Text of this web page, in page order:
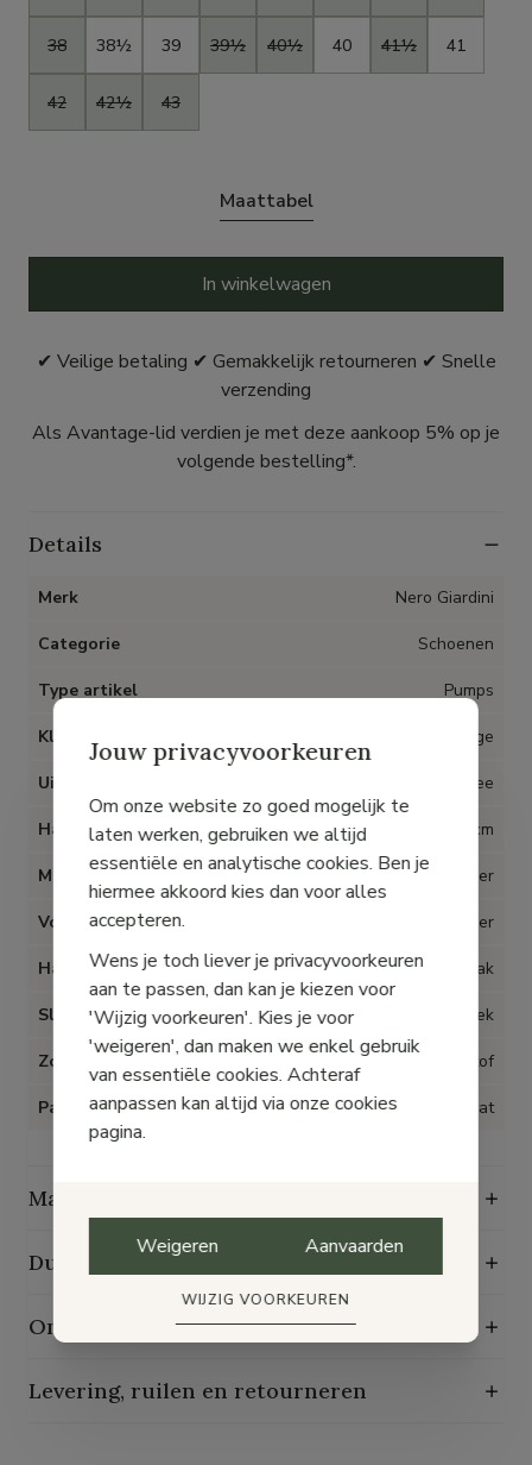
38 38½ 39 39½ 40½ 40 41½ 41
42 42½ 43
Maattabel
In winkelwagen
✔ Veilige betaling ✔ Gemakkelijk retourneren ✔ Snelle
verzending
Als Avantage-lid verdien je met deze aankoop 5% op je
volgende bestelling*.
Details
Merk Nero Giardini
Categorie Schoenen
Type artikel Pumps
Kleur Beige
Uitneembare inlegzolen Nee
Hak 6 cm
Materiaal Leder
Voering Leder
Hak type Naaldhak
Sluiting Elastiek
Zool Kunststof
Pasvorm Op maat
Maattabel
Duurzaamheidskenmerken
Onderhoudsgids
Levering, ruilen en retourneren
Jouw privacyvoorkeuren
Om onze website zo goed mogelijk te
laten werken, gebruiken we altijd
essentiële en analytische cookies. Ben je
hiermee akkoord kies dan voor alles
accepteren.
Wens je toch liever je privacyvoorkeuren
aan te passen, dan kan je kiezen voor
'Wijzig voorkeuren'. Kies je voor
'weigeren', dan maken we enkel gebruik
van essentiële cookies. Achteraf
aanpassen kan altijd via onze cookies
pagina.
Weigeren Aanvaarden
WIJZIG VOORKEUREN